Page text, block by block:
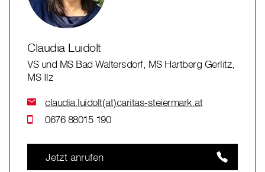
Claudia Luidolt
VS und MS Bad Waltersdorf, MS Hartberg Gerlitz,
MS Ilz
claudia.luidolt(at)caritas-steiermark.at
0676 88015 190
Jetzt anrufen